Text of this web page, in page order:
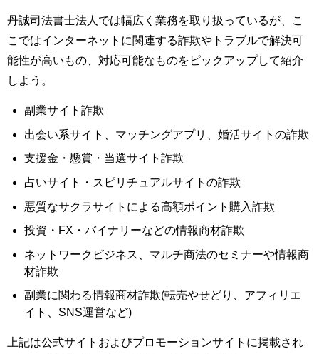
丹誠司法書士法人では幅広く業務を取り扱っているが、こ
こではインターネットに関連する詐欺やトラブルで解決可
能性が高いもの、対応可能なものをピックアップして紹介
しよう。
副業サイト詐欺
出会い系サイト、マッチングアプリ、婚活サイトの詐欺
支援金・懸賞・当選サイト詐欺
占いサイト・スピリチュアルサイトの詐欺
悪質なサクラサイトによる高額ポイント購入詐欺
投資・FX・バイナリーなどの情報商材詐欺
ネットワークビジネス、マルチ商法のセミナーや情報商
材詐欺
副業に関わる情報商材詐欺(転売やせどり、アフィリエ
イト、SNS運営など)
上記は公式サイトおよびプロモーションサイトに掲載され